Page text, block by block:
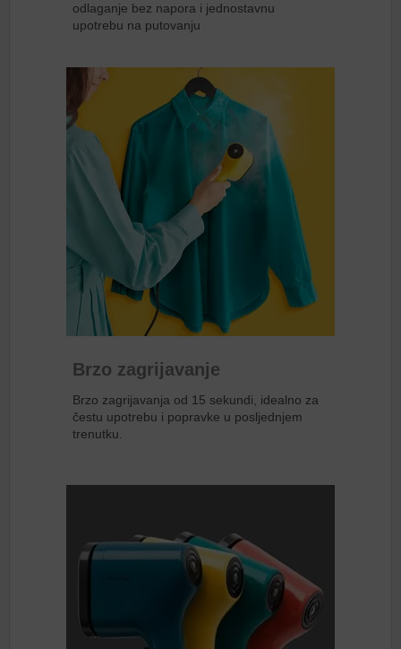
odlaganje bez napora i jednostavnu
upotrebu na putovanju
Brzo zagrijavanje
Brzo zagrijavanja od 15 sekundi, idealno za
čestu upotrebu i popravke u posljednjem
trenutku.